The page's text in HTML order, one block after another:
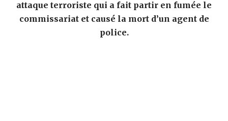
attaque terroriste qui a fait partir en fumée le
commissariat et causé la mort d’un agent de
police.